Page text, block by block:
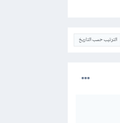
الترتيب حسب التاريخ